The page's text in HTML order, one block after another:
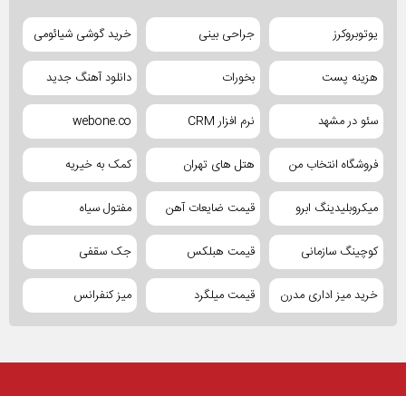
یوتوبروکرز جراحی بینی خرید گوشی شیائومی
هزینه پست بخورات دانلود آهنگ جدید
سئو در مشهد نرم افزار CRM webone.co
فروشگاه انتخاب من هتل های تهران کمک به خیریه
میکروبلیدینگ ابرو قیمت ضایعات آهن مفتول سیاه
کوچینگ سازمانی قیمت هبلکس جک سقفی
خرید میز اداری مدرن قیمت میلگرد میز کنفرانس